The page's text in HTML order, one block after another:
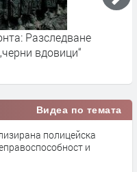
служби
върху местния вот
Видеа по темата
полицейска
и